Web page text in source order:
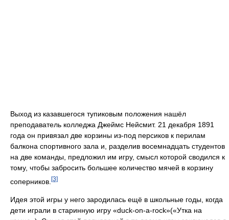
Выход из казавшегося тупиковым положения нашёл
преподаватель колледжа Джеймс Нейсмит. 21 декабря 1891
года он привязал две корзины из-под персиков к перилам
балкона спортивного зала и, разделив восемнадцать студентов
на две команды, предложил им игру, смысл которой сводился к
тому, чтобы забросить большее количество мячей в корзину
соперников. [3]
Идея этой игры у него зародилась ещё в школьные годы, когда
дети играли в старинную игру «duck-on-a-rock»(«Утка на